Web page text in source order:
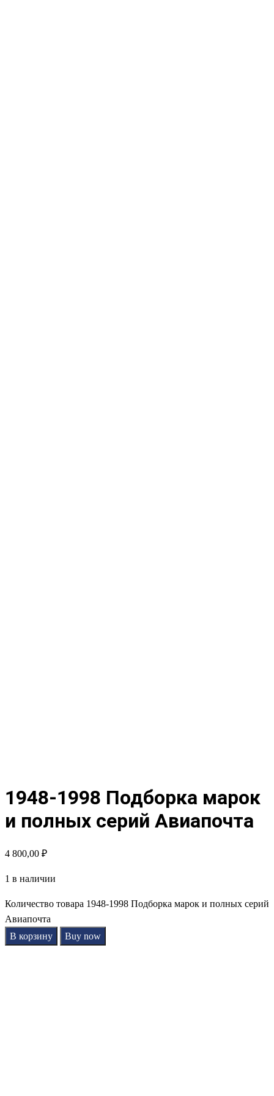
1948-1998 Подборка марок
и полных серий Авиапочта
4 800,00 ₽
1 в наличии
Количество товара 1948-1998 Подборка марок и полных серий
Авиапочта
В корзину
Buy now